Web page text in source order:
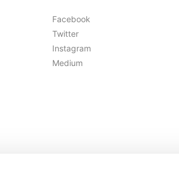
Facebook
Twitter
Instagram
Medium